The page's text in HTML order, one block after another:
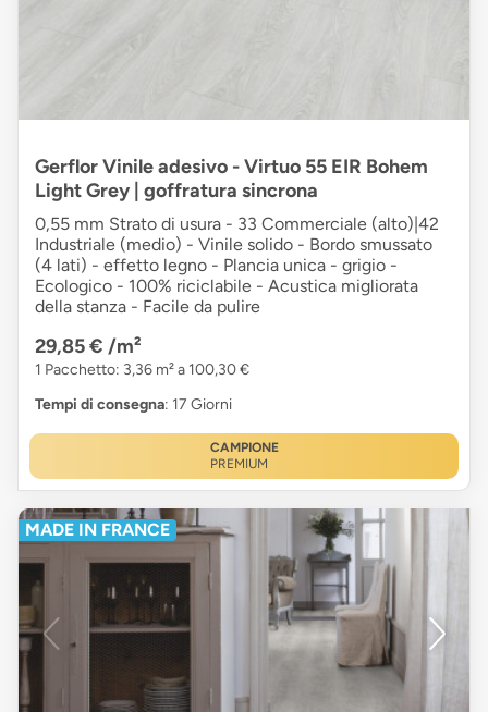
Gerflor Vinile adesivo - Virtuo 55 EIR Bohem
Light Grey | goffratura sincrona
0,55 mm Strato di usura - 33 Commerciale (alto)|42
Industriale (medio) - Vinile solido - Bordo smussato
(4 lati) - effetto legno - Plancia unica - grigio -
Ecologico - 100% riciclabile - Acustica migliorata
della stanza - Facile da pulire
29,85 € /m²
1 Pacchetto: 3,36 m² a 100,30 €
Tempi di consegna: 17 Giorni
CAMPIONE
PREMIUM
MADE IN FRANCE